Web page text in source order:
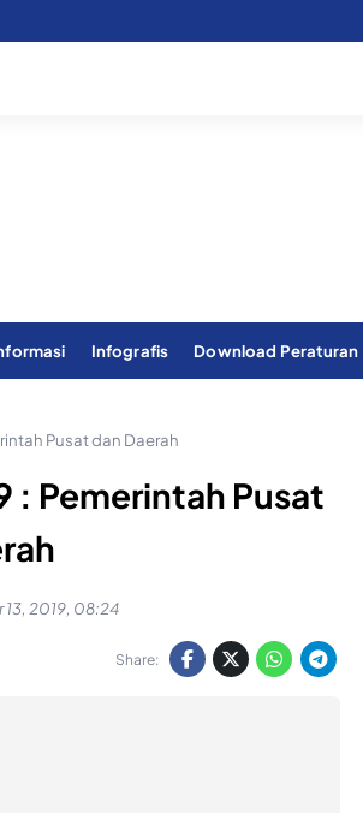
Infografis Download Peraturan
Pusat dan Daerah
: Pemerintah Pusat
2019, 08:24
Share: